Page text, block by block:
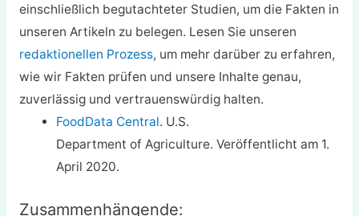
einschließlich begutachteter Studien, um die Fakten in
unseren Artikeln zu belegen. Lesen Sie unseren
redaktionellen Prozess, um mehr darüber zu erfahren,
wie wir Fakten prüfen und unsere Inhalte genau,
zuverlässig und vertrauenswürdig halten.
FoodData Central. U.S.
Department of Agriculture. Veröffentlicht am 1.
April 2020.
Zusammenhängende: